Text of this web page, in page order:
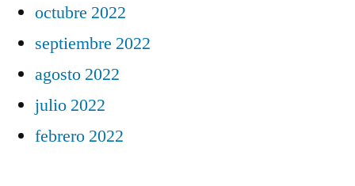
octubre 2022
septiembre 2022
agosto 2022
julio 2022
febrero 2022